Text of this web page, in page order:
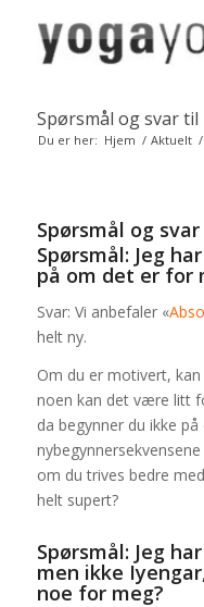
Spørsmål og svar
Du er her: Hjem / Aktuelt /
Spørsmål og
Spørsmål: Jeg
på om det er for
Svar: Vi anbefaler «
helt ny.
Om du er motivert,
noen kan det være litt
da begynner du ikke
om du trives bedre
helt supert?
Spørsmål: Jeg
men ikke
noe for meg?